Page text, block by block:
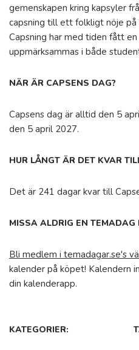
gemenskapen kring kapsyler
capsning till ett folkligt nöje
Capsning har med tiden fått
uppmärksammas i både
NÄR ÄR CAPSENS DAG?
Capsens dag är alltid den 5
den 5 april 2027.
HUR LÅNGT ÄR DET KVAR
Det är 241 dagar kvar till
MISSA ALDRIG EN TEMADAG
Bli medlem i temadagar.se's
kalender på köpet! Kalendern
din kalenderapp.
KATEGORIER: